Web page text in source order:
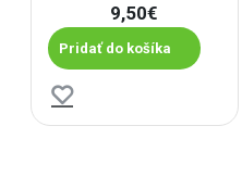
9,50€
Pridať do košíka